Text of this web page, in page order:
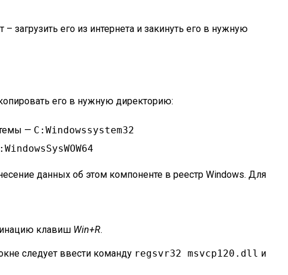
– загрузить его из интернета и закинуть его в нужную
его в нужную директорию:
— С:Windowssystem32
данных об этом компоненте в реестр Windows. Для
клавиш Win+R.
следует ввести команду regsvr32 msvcp120.dll и